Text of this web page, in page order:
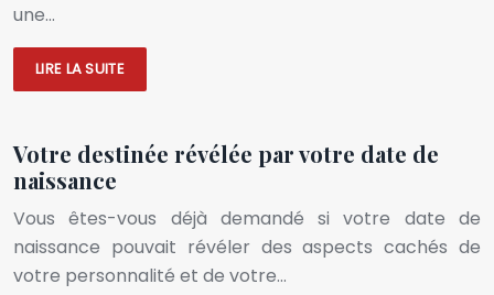
une…
LIRE LA SUITE
Votre destinée révélée par votre date de
naissance
Vous êtes-vous déjà demandé si votre date de
naissance pouvait révéler des aspects cachés de
votre personnalité et de votre…